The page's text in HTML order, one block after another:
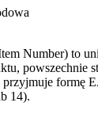
Number) to
powszechnie
formę
14).